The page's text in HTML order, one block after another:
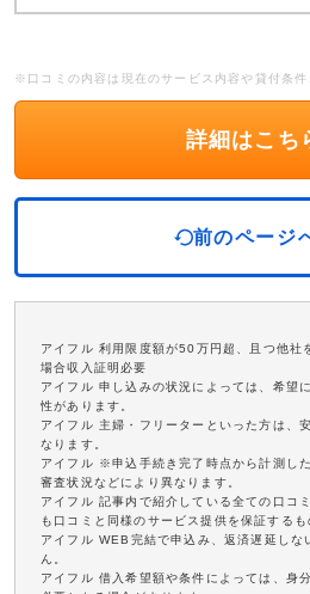
※口コミの内容は現在のサービス内容や貸付条件
詳細はこち
前のページ
アイフル 利用限度額が50万円超、且つ他社
場合収入証明必要
アイフル 申し込みの状況によっては、希望
性があります。
アイフル 主婦・フリーターといった方は、
なります。
アイフル ※申込手続き完了時点から計測し
審査状況などにより異なります。
アイフル 記事内で紹介している全ての口コ
も口コミと同様のサービス提供を保証するも
アイフル WEB完結で申込み、返済遅延しな
ん。
アイフル 借入希望額や条件によっては、身